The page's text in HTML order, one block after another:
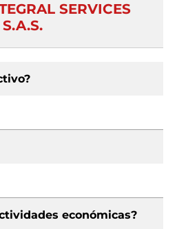
SERVICES
S.A.S.
económicas?